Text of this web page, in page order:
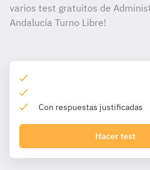
varios test gratuitos de
Andalucía Turno Libre!
Con respuestas justificadas
Hacer test